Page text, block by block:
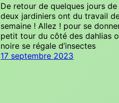
De retour de quelques jours
deux jardiniers ont du travail
semaine ! Allez ! pour se
petit tour du côté des dahlias
noire se régale d’insectes
17 septembre 2023